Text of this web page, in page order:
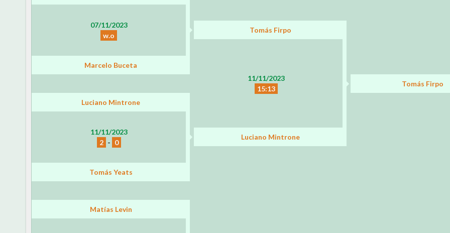
07/11/2023
w.o
Tomás Firpo
11/11/2023
15:13
Marcelo Buceta
Tomás Firpo
Luciano Mintrone
11/11/2023
2 - 0
Luciano Mintrone
Tomás Yeats
Matías Levin